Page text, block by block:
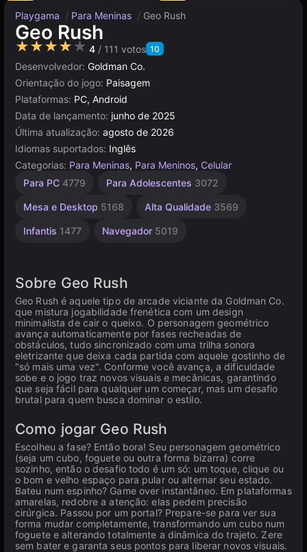
Playgama / Para Meninas / Geo Rush
Geo Rush
★★★★★ 4 / 111 votos 10
Desenvolvedor: Goldman Co.
Orientação do jogo: Paisagem
Plataformas: PC, Android
Data de lançamento: junho de 2025
Última atualização: agosto de 2026
Idiomas suportados: Inglês
Categorias: Para Meninas, Para Meninos, Celular
Para PC 4779 Para Adolescentes 3072
Mesa e Desktop 5168 Alta Qualidade 3569
Infantis 1477 Navegador 5019
Unity
3172
Sobre Geo Rush
Geo Rush é aquele tipo de arcade viciante da Goldman Co.
que mistura jogabilidade frenética com um design
minimalista de cair o queixo. O personagem geométrico
avança automaticamente por fases recheadas de
obstáculos, tudo sincronizado com uma trilha sonora
eletrizante que deixa cada partida com aquele gostinho de
"só mais uma vez". Conforme você avança, a dificuldade
sobe e o jogo traz novos visuais e mecânicas, garantindo
que seja fácil para qualquer um começar, mas um desafio
brutal para quem busca dominar o estilo.
Como jogar Geo Rush
Escolheu a fase? Então bora! Seu personagem geométrico
(seja um cubo, foguete ou outra forma bizarra) corre
sozinho, então o desafio todo é um só: um toque, clique ou
o bom e velho espaço para pular ou alternar seu estado.
Bateu num espinho? Game over instantâneo. Em plataformas
amarelas, redobre a atenção: elas pedem precisão
cirúrgica. Passou por um portal? Prepare-se para ver sua
forma mudar completamente, transformando um cubo num
foguete e alterando totalmente a dinâmica do trajeto. Zere
sem bater e garanta seus pontos para liberar novos visuais.